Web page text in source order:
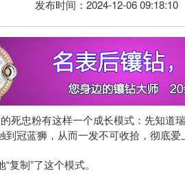
发布时间：2024-12-06
的死忠粉有这样一个成长模式：先知道
冠蓝狮，从而一发不可收拾，彻底爱
制”了这个模式。